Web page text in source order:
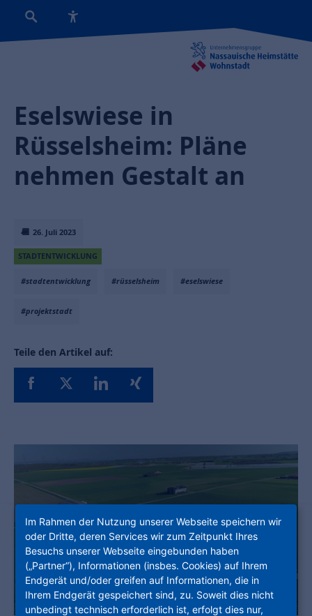
26. Juli 2023
STADTENTWICKLUNG
#stadtentwicklung #rüsselsheim #eselswiese
#projektstadt
Teile den Artikel auf:
Eselswiese in
Rüsselsheim: Pläne
nehmen Gestalt an
Im Rahmen der Nutzung unserer Webseite speichern wir
oder Dritte, deren Services wir zum Zeitpunkt Ihres
Besuchs unserer Webseite eingebunden haben
(„Partner“), Informationen (insbes. Cookies) auf Ihrem
Endgerät und/oder greifen auf Informationen, die in
Ihrem Endgerät gespeichert sind, zu. Soweit dies nicht
unbedingt technisch erforderlich ist, erfolgt dies nur,